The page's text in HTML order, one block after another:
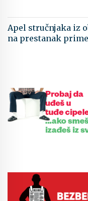
Apel stručnjaka iz
na prestanak